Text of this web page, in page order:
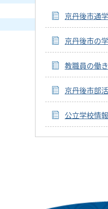
京丹後市通
京丹後市の
教職員の働
京丹後市部
公立学校情